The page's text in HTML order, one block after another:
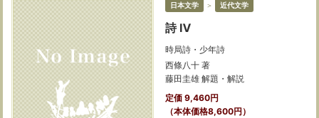
日本文学 ＞ 近代文学
詩 Ⅳ
時局詩・少年詩
西條八十 著
藤田圭雄 解題・解説
定価 9,460円
（本体価格8,600円）